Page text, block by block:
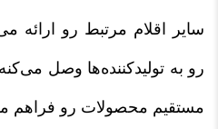
سایر اقلام مرتبط رو
رو به تولیدکننده‌ها وصل
مستقیم محصولات رو فراهم